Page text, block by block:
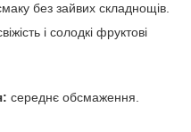
без зайвих складнощів.
і солодкі фруктові
середнє обсмаження.